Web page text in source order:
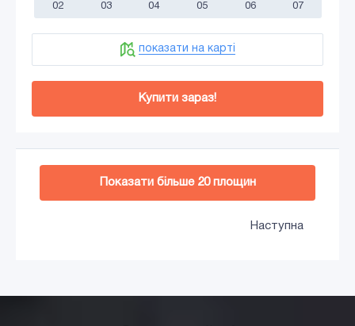
02 03 04 05 06 07
показати на карті
Купити зараз!
Додати в кошик
Показати більше 20 площин
Наступна